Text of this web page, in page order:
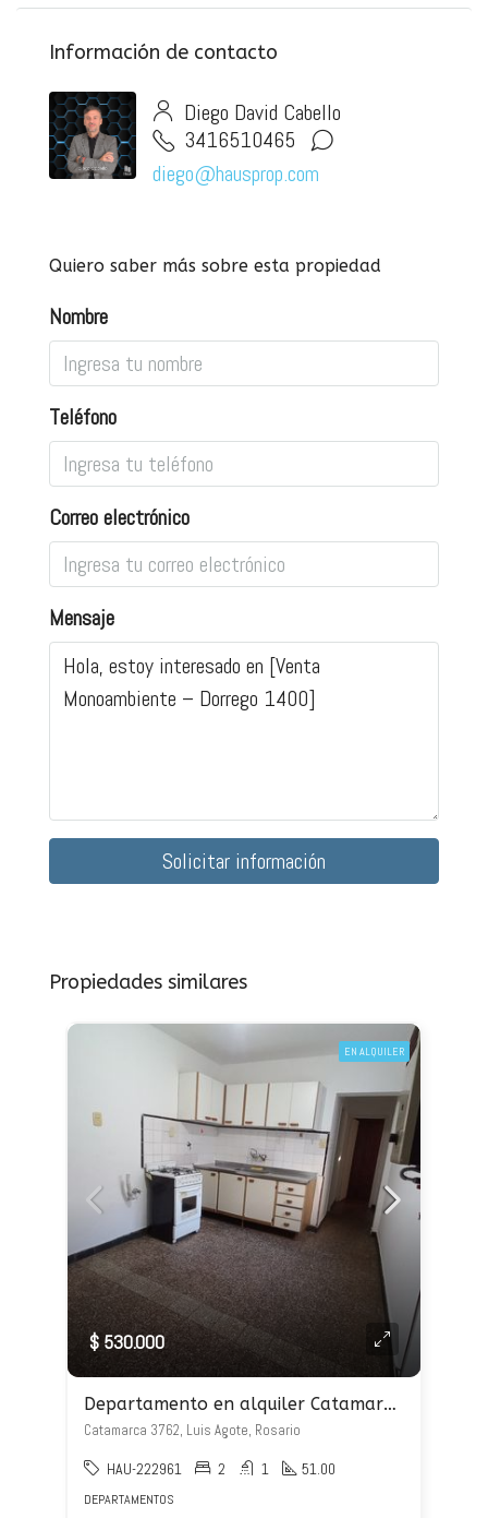
Información de contacto
Diego David Cabello
3416510465
diego@hausprop.com
Quiero saber más sobre esta propiedad
Nombre
Teléfono
Correo electrónico
Mensaje
Solicitar información
Propiedades similares
EN ALQUILER
$ 530.000
Departamento en alquiler Catamarca 3762
Catamarca 3762, Luis Agote, Rosario
HAU-222961 2 1 51.00
DEPARTAMENTOS